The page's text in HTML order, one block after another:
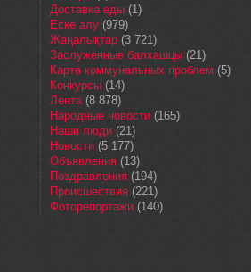
Доставка еды (1)
Еске алу (979)
Жаңалықтар (3 721)
Заслуженные балхашцы (21)
Карта коммунальных проблем (5)
Конкурсы (14)
Лента(8 878)
Народные новости (165)
Наши люди (21)
Новости (5 177)
Объявления (13)
Поздравления (194)
Происшествия (221)
Фоторепортажи (140)